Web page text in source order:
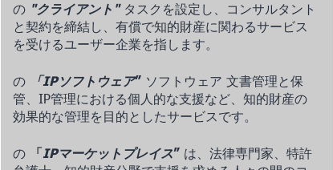
の "クライアント"タスクを設定し、コンサルタント
と契約を締結し、有償で知的財産に関わるサービス
を受けるユーザー企業を指します。
の 「IPソフトウェア” ソフトウェア 文書管理と保
管、IP管理における個人的な支援など、知的財産の
効果的な管理を目的としたサービスです。
の 「IPマーケットプレイス” は、法律専門家、特許